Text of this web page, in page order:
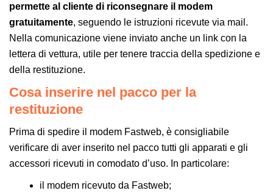
permette al cliente di riconsegnare il modem
gratuitamente, seguendo le istruzioni ricevute via mail.
Nella comunicazione viene inviato anche un link con la
lettera di vettura, utile per tenere traccia della spedizione e
della restituzione.
Cosa inserire nel pacco per la
restituzione
Prima di spedire il modem Fastweb, è consigliabile
verificare di aver inserito nel pacco tutti gli apparati e gli
accessori ricevuti in comodato d’uso. In particolare:
il modem ricevuto da Fastweb;